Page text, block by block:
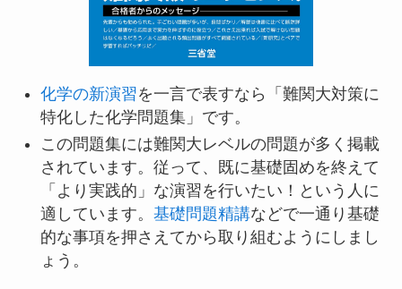
化学の新演習を一言で表すなら「難関大対策に
特化した化学問題集」です。
この問題集には難関大レベルの問題が多く掲載
されています。従って、既に基礎固めを終えて
「より実践的」な演習を行いたい！という人に
適しています。 基礎問題精講などで一通り基礎
的な事項を押さえてから取り組むようにしまし
ょう。